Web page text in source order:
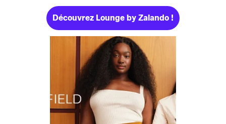
Découvrez Lounge by Zalando !